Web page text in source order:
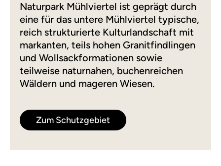
Naturpark Mühlviertel ist geprägt durch
eine für das untere Mühlviertel typische,
reich strukturierte Kulturlandschaft mit
markanten, teils hohen Granitfindlingen
und Wollsackformationen sowie
teilweise naturnahen, buchenreichen
Wäldern und mageren Wiesen.
Zum Schutzgebiet